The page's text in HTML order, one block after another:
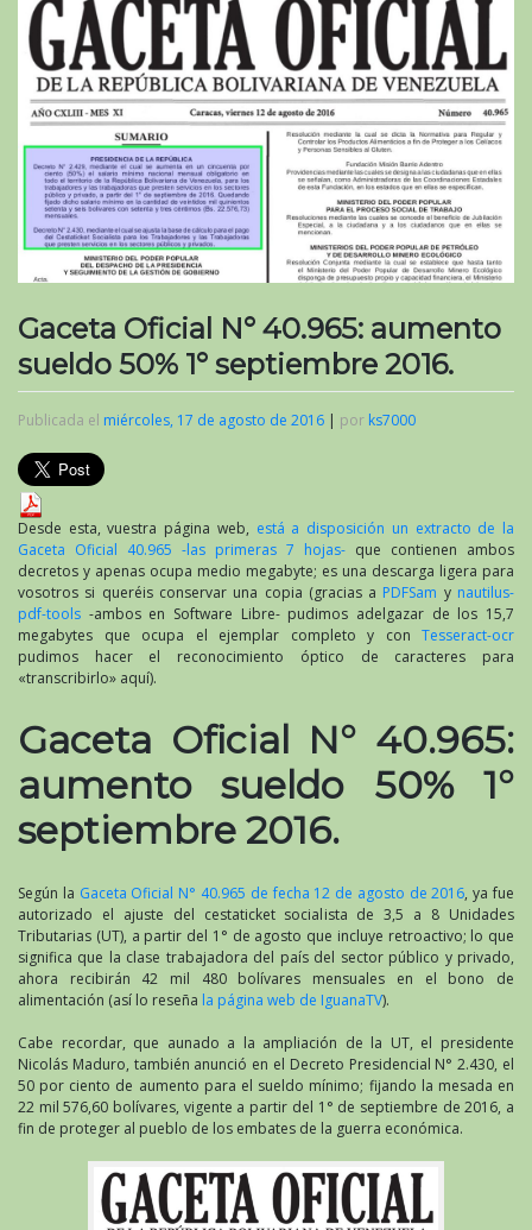
Gaceta Oficial N° 40.965: aumento
sueldo 50% 1° septiembre 2016.
Publicada el miércoles, 17 de agosto de 2016 por ks7000
Desde esta, vuestra página web, está a disposición un extracto de la
Gaceta Oficial 40.965 -las primeras 7 hojas- que contienen ambos
decretos y apenas ocupa medio megabyte; es una descarga ligera para
vosotros si queréis conservar una copia (gracias a PDFSam y nautilus-
pdf-tools -ambos en Software Libre- pudimos adelgazar de los 15,7
megabytes que ocupa el ejemplar completo y con Tesseract-ocr
pudimos hacer el reconocimiento óptico de caracteres para
«transcribirlo» aquí).
Gaceta Oficial N° 40.965:
aumento sueldo 50% 1°
septiembre 2016.
Según la Gaceta Oficial N° 40.965 de fecha 12 de agosto de 2016, ya fue
autorizado el ajuste del cestaticket socialista de 3,5 a 8 Unidades
Tributarias (UT), a partir del 1° de agosto que incluye retroactivo; lo que
significa que la clase trabajadora del país del sector público y privado,
ahora recibirán 42 mil 480 bolívares mensuales en el bono de
alimentación (así lo reseña la página web de IguanaTV).
Cabe recordar, que aunado a la ampliación de la UT, el presidente
Nicolás Maduro, también anunció en el Decreto Presidencial N° 2.430, el
50 por ciento de aumento para el sueldo mínimo; fijando la mesada en
22 mil 576,60 bolívares, vigente a partir del 1° de septiembre de 2016, a
fin de proteger al pueblo de los embates de la guerra económica.